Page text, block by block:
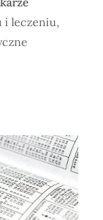
i leczeniu,